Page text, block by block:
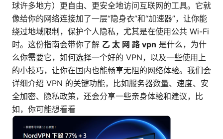
球许多地方）更自由、更安全地访问互联网的工具。它就
像给你的网络连接加了一层“隐身衣”和“加速器”，让你能
绕过地域限制，保护个人隐私，尤其是在使用公共 Wi-Fi
时。这份指南会带你了解 乙 太 网 路 vpn 是什么，为什
么你需要它，如何选择一个好的 VPN，以及一些使用上
的小技巧，让你在国内也能畅享无阻的网络体验。我们会
详细介绍 VPN 的关键功能，比如服务器数量、速度、安
全加密、隐私政策，还会分享一些亲身体验和建议，比
如，你可能想看看